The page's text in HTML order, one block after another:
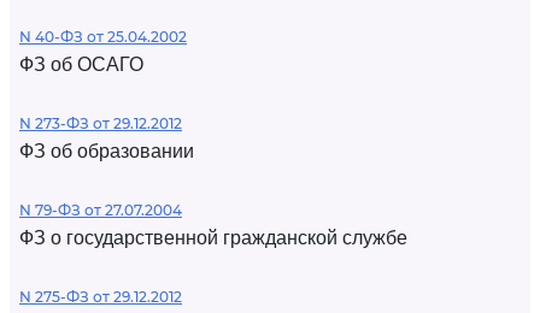
N 40-ФЗ от 25.04.2002
ФЗ об ОСАГО
N 273-ФЗ от 29.12.2012
ФЗ об образовании
N 79-ФЗ от 27.07.2004
ФЗ о государственной гражданской службе
N 275-ФЗ от 29.12.2012